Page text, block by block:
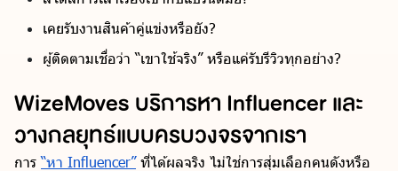
เคยรับงานสินค้าคู่แข่งหรือยัง?
ผู้ติดตามเชื่อว่า “เขาใช้จริง” หรือแค่รับรีวิวทุกอย่าง?
WizeMoves บริการหา Influencer และ
วางกลยุทธ์แบบครบวงจรจากเรา
การ“หา Influencer”ที่ได้ผลจริง ไม่ใช่การสุ่มเลือกคนดังหรือ